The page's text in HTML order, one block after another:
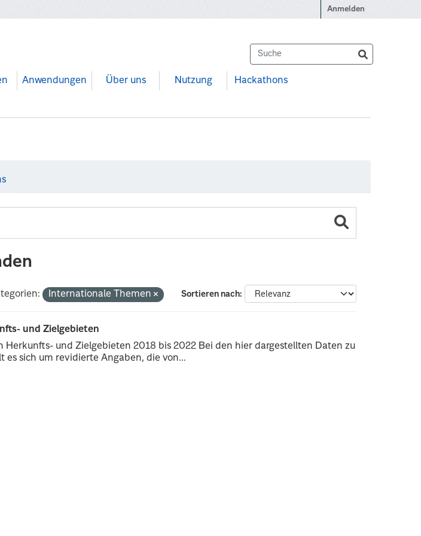
Anmelden
Anwendungen Über uns Nutzung Hackathons
Sortieren nach
Internationale Themen
und Zielgebieten
Herkunfts- und Zielgebieten 2018 bis 2022 Bei den hier dargestellten Daten zu
es sich um revidierte Angaben, die von...